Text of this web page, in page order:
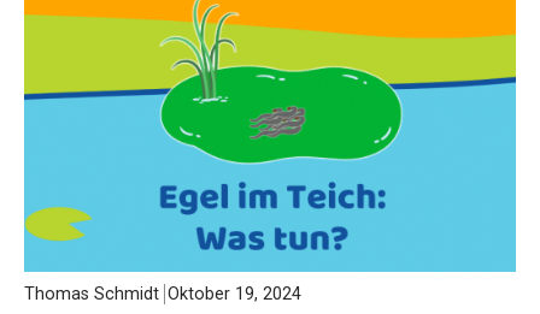
Thomas Schmidt Oktober 19, 2024